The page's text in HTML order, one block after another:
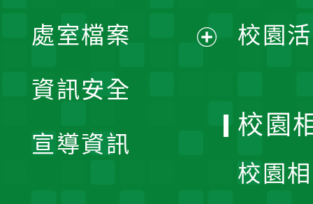
單
處室檔案
資訊安全
宣導資訊
校園
校園
校園